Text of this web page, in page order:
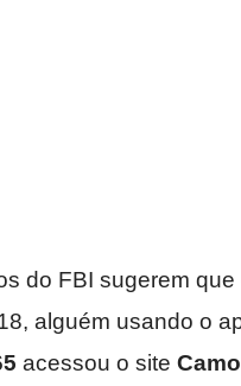
do FBI sugerem que
alguém usando o
acessou o site